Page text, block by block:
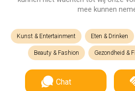
mee kunnen
Kunst & Entertainment Eten & Drinken
Beauty & Fashion Gezondheid &
Chat